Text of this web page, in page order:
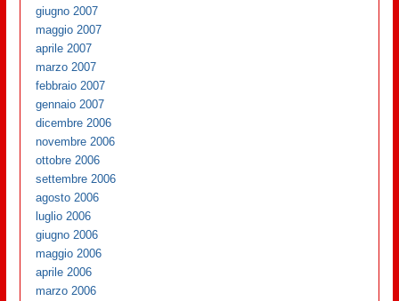
giugno 2007
maggio 2007
aprile 2007
marzo 2007
febbraio 2007
gennaio 2007
dicembre 2006
novembre 2006
ottobre 2006
settembre 2006
agosto 2006
luglio 2006
giugno 2006
maggio 2006
aprile 2006
marzo 2006